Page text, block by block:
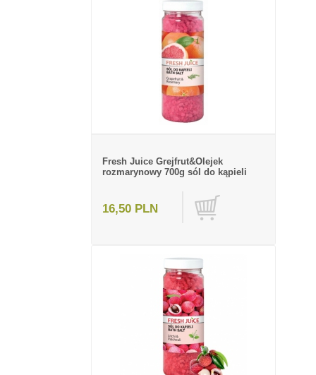
Fresh Juice Grejfrut&Olejek
rozmarynowy 700g sól do kąpieli
16,50 PLN